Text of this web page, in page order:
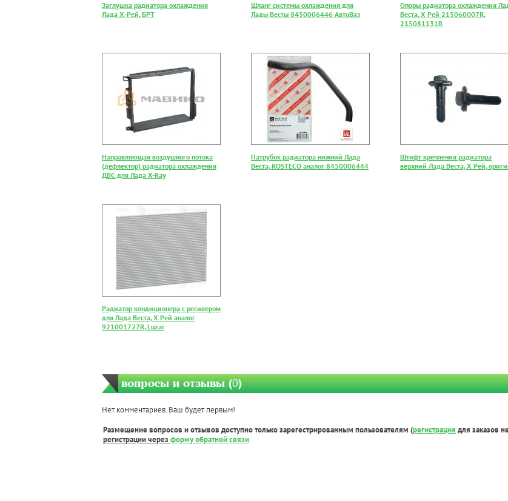
Заглушка радиатора охлаждения
Лада Х-Рей, БРТ
Шланг системы охлаждения для
Лады Весты 8450006446 АвтоВаз
Опоры радиатора охлаждения
Веста, Х Рей 215060007R,
215081131R
Направляющая воздушного потока
(дефлектор) радиатора охлаждения
ДВС для Лада X-Ray
Патрубок радиатора нижний Лада
Веста, ROSTECO аналог 8450006444
Штифт крепления радиатора
верхний Лада Веста, Х Рей,
Радиатор кондиционера с ресивером
для Лада Веста, Х Рей аналог
921001727R, Luzar
вопросы и отзывы (0)
Нет комментариев. Ваш будет первым!
Размещение вопросов и отзывов доступно только зарегестрированным пользователям (регистрация для заказов
регистрации через форму обратной связи